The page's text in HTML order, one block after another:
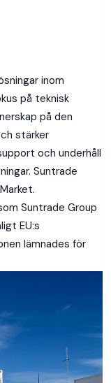
inom
på teknisk
på den
stärker
och underhåll
Suntrade
Suntrade Group
EU:s
lämnades för